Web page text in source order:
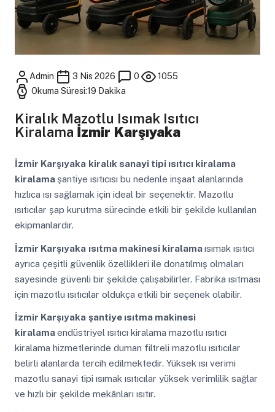
Admin 3 Nis 2026 0
1055
Okuma Süresi:19 Dakika
Kiralık Mazotlu Isımak Isıtıcı
Kiralama İzmir Karşıyaka
İzmir Karşıyaka kiralık sanayi tipi ısıtıcı kiralama
kiralama şantiye ısıtıcısı bu nedenle inşaat alanlarında
hızlıca ısı sağlamak için ideal bir seçenektir. Mazotlu
ısıtıcılar şap kurutma sürecinde etkili bir şekilde kullanılan
ekipmanlardır.
İzmir Karşıyaka ısıtma makinesi kiralamaısımak ısıtıcı
ayrıca çeşitli güvenlik özellikleri ile donatılmış olmaları
sayesinde güvenli bir şekilde çalışabilirler. Fabrika ısıtması
için mazotlu ısıtıcılar oldukça etkili bir seçenek olabilir.
İzmir Karşıyaka şantiye ısıtma makinesi
kiralamaendüstriyel ısıtıcı kiralama mazotlu ısıtıcı
kiralama hizmetlerinde duman filtreli mazotlu ısıtıcılar
belirli alanlarda tercih edilmektedir. Yüksek ısı verimi
mazotlu sanayi tipi ısımak ısıtıcılar yüksek verimlilik sağlar
ve hızlı bir şekilde mekânları ısıtır.